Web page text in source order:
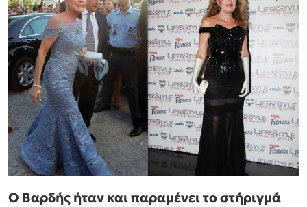
Ο Βαρδής ήταν και παραμένει το στήριγμά